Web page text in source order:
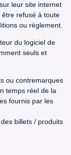
leur site internet
refusé à toute
ou règlement.
du logiciel de
seuls et
ou contremarques
temps réel de la
fournis par les
billets / produits